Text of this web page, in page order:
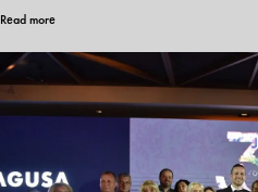
Read more